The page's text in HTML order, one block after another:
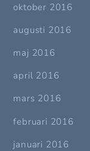
oktober 2016
augusti 2016
maj 2016
april 2016
mars 2016
februari 2016
januari 2016